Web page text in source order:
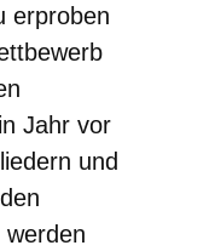
erproben
Jahr vor
und